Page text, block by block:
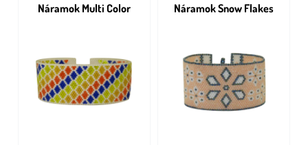
Náramok Multi Color Náramok Snow Flakes